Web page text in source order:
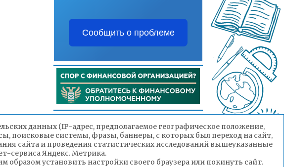
Сообщить о проблеме
данных (IP-адрес, предполагаемое географическое положение,
поисковые системы, фразы, баннеры, с которых был переход на сайт,
сайта и проведения статистических исследований вышеуказанные
сервиса Яндекс. Метрика.
установить настройки своего браузера или покинуть сайт.